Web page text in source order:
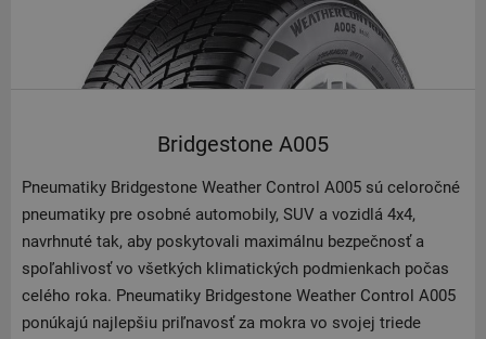
Bridgestone A005
Pneumatiky Bridgestone Weather Control A005 sú celoročné
pneumatiky pre osobné automobily, SUV a vozidlá 4x4,
navrhnuté tak, aby poskytovali maximálnu bezpečnosť a
spoľahlivosť vo všetkých klimatických podmienkach počas
celého roka. Pneumatiky Bridgestone Weather Control A005
ponúkajú najlepšiu priľnavosť za mokra vo svojej triede